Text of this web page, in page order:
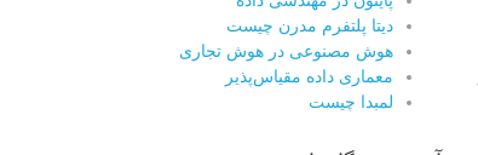
دیتا پلتفرم مدرن چیست
هوش مصنوعی در هوش تجاری
معماری داده مقیاس‌پذیر
لمبدا چیست